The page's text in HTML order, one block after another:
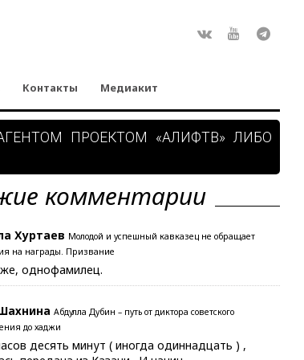
Контакты Медиакит
ПРОЕКТОМ «АЛИФТВ» ЛИБО
комментарии
Хуртаев Молодой и успешный кавказец не обращает
на награды. Призвание
однофамилец.
Абдулла Дубин – путь от диктора советского
до хаджи
десять минут ( иногда одиннадцать ) ,